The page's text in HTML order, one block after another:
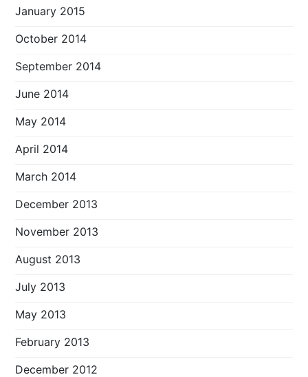
January 2015
October 2014
September 2014
June 2014
May 2014
April 2014
March 2014
December 2013
November 2013
August 2013
July 2013
May 2013
February 2013
December 2012